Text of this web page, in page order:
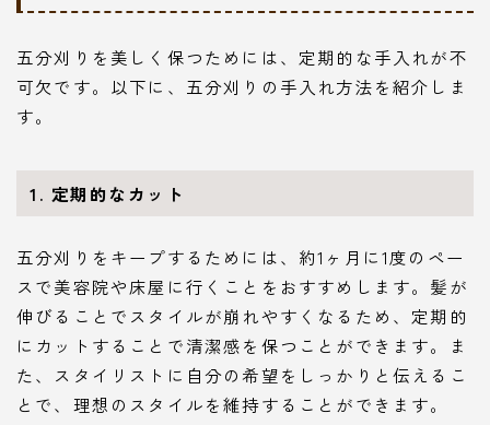
五分刈りを美しく保つためには、定期的な手入れが不
可欠です。以下に、五分刈りの手入れ方法を紹介しま
す。
1. 定期的なカット
五分刈りをキープするためには、約1ヶ月に1度のペー
スで美容院や床屋に行くことをおすすめします。髪が
伸びることでスタイルが崩れやすくなるため、定期的
にカットすることで清潔感を保つことができます。ま
た、スタイリストに自分の希望をしっかりと伝えるこ
とで、理想のスタイルを維持することができます。